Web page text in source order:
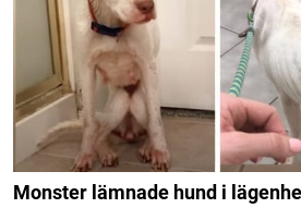
Monster lämnade hund i